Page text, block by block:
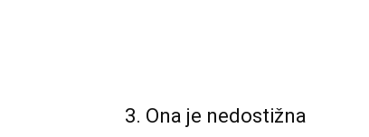
3. Ona je nedostižna